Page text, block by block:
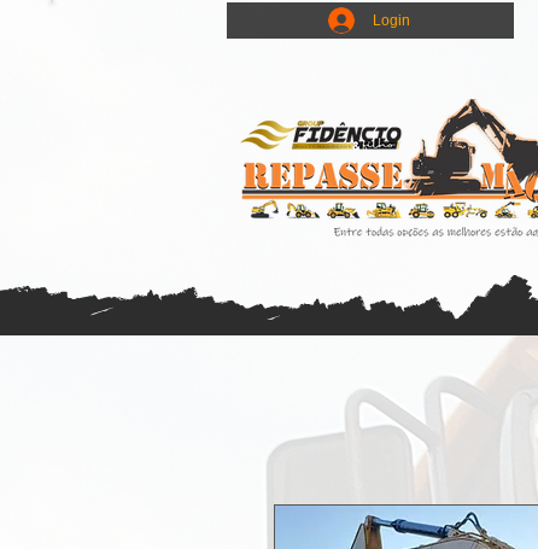
Login